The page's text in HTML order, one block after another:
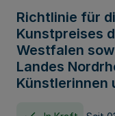
Richtlinie für
Kunstpreises
Westfalen
Landes
Künstlerinnen